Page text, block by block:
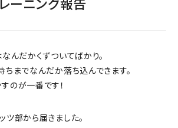
んだかくずついてばかり。
ちまでなんだか落ち込んできます。
のが一番です！
ツ部から届きました。